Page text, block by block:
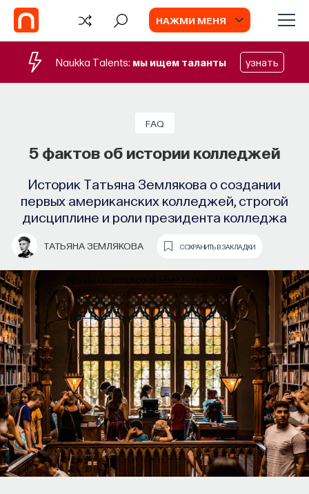
НАЖМИ МЕНЯ
Naukka Talents: мы ищем таланты узнать
FAQ
5 фактов об истории колледжей
Историк Татьяна Землякова о создании
первых американских колледжей, строгой
дисциплине и роли президента колледжа
ТАТЬЯНА ЗЕМЛЯКОВА СОХРАНИТЬ В ЗАКЛАДКИ
Запуск рекрутингового сервиса
Naukka Talents
Основатель ПостНауки Ивар Максутов
запускает сервис, который поможет найти
свою нишу в глобальных deep tech и биотех
компаниях